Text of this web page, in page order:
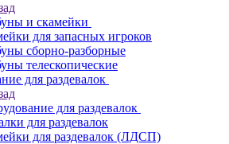
и скамейки
для запасных игроков
сборно-разборные
телескопические
для раздевалок
для раздевалок
для раздевалок
для раздевалок (ЛДСП)